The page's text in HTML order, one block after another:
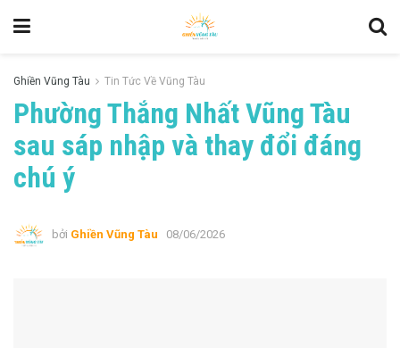
Ghiền Vũng Tàu Tin Tức Về Vũng Tàu
Phường Thắng Nhất Vũng Tàu
sau sáp nhập và thay đổi đáng
chú ý
bởi Ghiền Vũng Tàu 08/06/2026